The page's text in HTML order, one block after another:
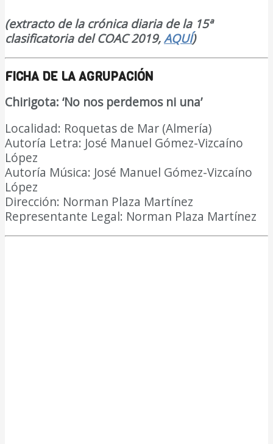
(extracto de la crónica diaria de la 15ª
clasificatoria del COAC 2019,AQUÍ)
FICHA DE LA AGRUPACIÓN
Chirigota: ‘No nos perdemos ni una’
Localidad: Roquetas de Mar (Almería)
Autoría Letra: José Manuel Gómez-Vizcaíno
López
Autoría Música: José Manuel Gómez-Vizcaíno
López
Dirección: Norman Plaza Martínez
Representante Legal: Norman Plaza Martínez